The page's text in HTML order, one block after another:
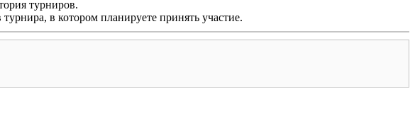
турниров.
в котором планируете принять участие.